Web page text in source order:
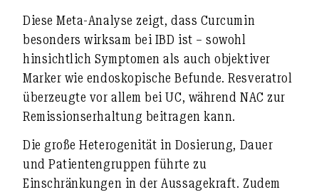
Diese Meta-Analyse zeigt, dass Curcumin
besonders wirksam bei IBD ist – sowohl
hinsichtlich Symptomen als auch objektiver
Marker wie endoskopische Befunde.Resveratrol
überzeugte vor allem bei UC, während NAC zur
Remissionserhaltung beitragen kann.
Diegroße Heterogenität in Dosierung, Dauer
und Patientengruppen führte zu
Einschränkungen in der Aussagekraft. Zudem